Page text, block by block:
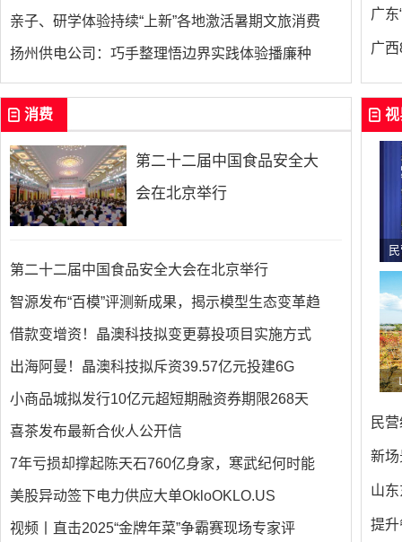
亲子、研学体验持续“上新”各地激活暑期文旅消费
扬州供电公司：巧手整理悟边界实践体验播廉种
广东
广
消费
第二十二届中国食品安全大
会在北京举行
第二十二届中国食品安全大会在北京举行
智源发布“百模”评测新成果，揭示模型生态变革趋
借款变增资！晶澳科技拟变更募投项目实施方式
出海阿曼！晶澳科技拟斥资39.57亿元投建6G
小商品城拟发行10亿元超短期融资券期限268天
喜茶发布最新合伙人公开信
7年亏损却撑起陈天石760亿身家，寒武纪何时能
美股异动签下电力供应大单OkloOKLO.US
视频丨直击2025“金牌年菜”争霸赛现场专家评
视
民
新
山
提升